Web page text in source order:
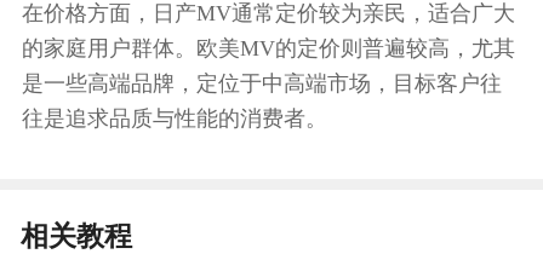
在价格方面，日产MV通常定价较为亲民，适合广大
的家庭用户群体。欧美MV的定价则普遍较高，尤其
是一些高端品牌，定位于中高端市场，目标客户往
往是追求品质与性能的消费者。
相关教程